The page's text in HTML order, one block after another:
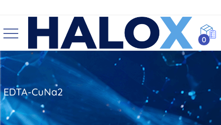
0
EDTA-CuNa2